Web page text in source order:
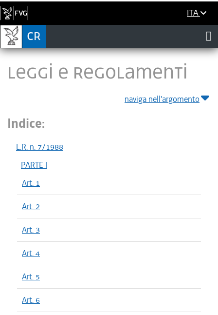
ITA
LEGGI E REGOLAMENTI
naviga nell'argomento
Indice:
L.R. n. 7/1988
PARTE I
Art. 1
Art. 2
Art. 3
Art. 4
Art. 5
Art. 6